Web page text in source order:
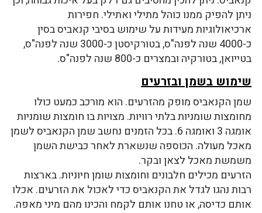
ניתן להפיק ממנו כוהל מתילי ואתילי. חפירות
ארכיאולוגיות מעידות על שימוש בסיבי קנאביס בסין
כ-4000 שנה לפנה"ס, בטורקיסטן כ-3000 שנה לפנה"ס,
בטייואן, בטורקיה ובמצרים כ-800 שנה לפנה"ס.
שימוש בשמן ובזרעים
שמן הקנאביס מופק מהזרעים. הוא מורכב כמעט כולו
מחומצות שומניות בלתי רוויות. מצויות בו חומצות שומניות
אומגה 3 ואומגה 6. בכל הזמנים נחשב שמן הקנאביס לשמן
מאכל מעולה. הכוספה שנשארת לאחר כבישת השמן
משמשת מאכל לצאן ובקר.
הזרעים מכילים חלבונים וחומצות שומן חיוניות. בארצות
רבות נהגו לגדל את הקנאביס כדי לאכול את הזרעים. אכלו
אותם כדיסה, או טחנו אותם לקמח והכינו מהם מיני מאפה.